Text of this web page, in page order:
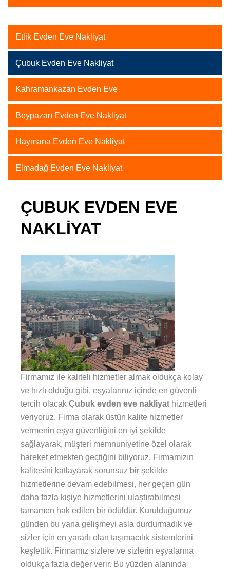
Etlik Evden Eve Nakliyat
Çubuk Evden Eve Nakliyat
Kahramankazan Evden Eve
Beypazarı Evden Eve Nakliyat
Haymana Evden Eve Nakliyat
Elmadağ Evden Eve Nakliyat
ÇUBUK EVDEN EVE
NAKLIYAT
Firmamız ile kaliteli hizmetler almak oldukça kolay
ve hızlı olduğu gibi, eşyalarınız içinde en güvenli
tercih olacak Çubuk evden eve nakliyat hizmetleri
veriyoruz. Firma olarak üstün kalite hizmetler
vermenin eşya güvenliğini en iyi şekilde
sağlayarak, müşteri memnuniyetine özel olarak
hareket etmekten geçtiğini biliyoruz. Firmamızın
kalitesini katlayarak sorunsuz bir şekilde
hizmetlerine devam edebilmesi, her geçen gün
daha fazla kişiye hizmetlerini ulaştırabilmesi
tamamen hak edilen bir ödüldür. Kurulduğumuz
günden bu yana gelişmeyi asla durdurmadık ve
sizler için en yararlı olan taşımacılık sistemlerini
keşfettik. Firmamız sizlere ve sizlerin eşyalarına
oldukça fazla değer verir. Bu yüzden alanında